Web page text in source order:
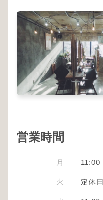
営業時間
月 11:00
火 定休日